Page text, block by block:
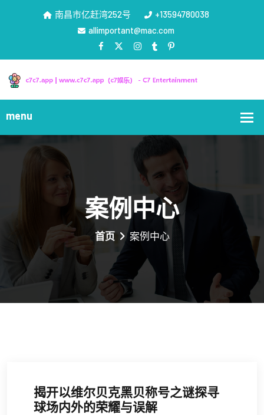
南昌市亿赶湾252号
+13594780038
allimportant@mac.com
案例中心
首页 案例中心
揭开以维尔贝克黑贝称号之谜探寻
球场内外的荣耀与误解